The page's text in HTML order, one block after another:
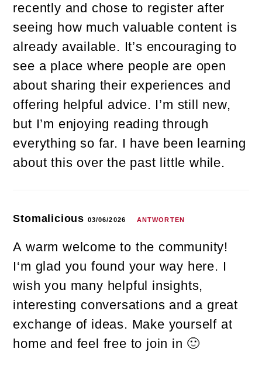
recently and chose to register after
seeing how much valuable content is
already available. It’s encouraging to
see a place where people are open
about sharing their experiences and
offering helpful advice. I’m still new,
but I’m enjoying reading through
everything so far. I have been learning
about this over the past little while.
Stomalicious 03/06/2026 ANTWORTEN
A warm welcome to the community!
I‘m glad you found your way here. I
wish you many helpful insights,
interesting conversations and a great
exchange of ideas. Make yourself at
home and feel free to join in 🙂